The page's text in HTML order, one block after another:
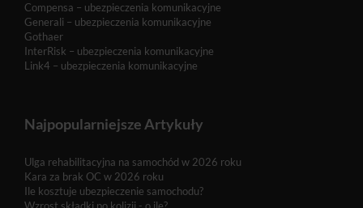
Compensa – ubezpieczenia komunikacyjne
Generali – ubezpieczenia komunikacyjne
Gothaer
InterRisk – ubezpieczenia komunikacyjne
Link4 – ubezpieczenia komunikacyjne
Najpopularniejsze Artykuły
Ulga rehabilitacyjna na samochód w 2026 roku
Kara za brak OC w 2026 roku
Ile kosztuje ubezpieczenie samochodu?